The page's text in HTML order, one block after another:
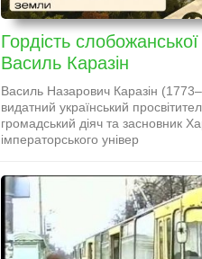
Гордість
Василь Каразін
Василь Назарович Каразін
видатний український
громадський діяч та засновник
імператорського універ